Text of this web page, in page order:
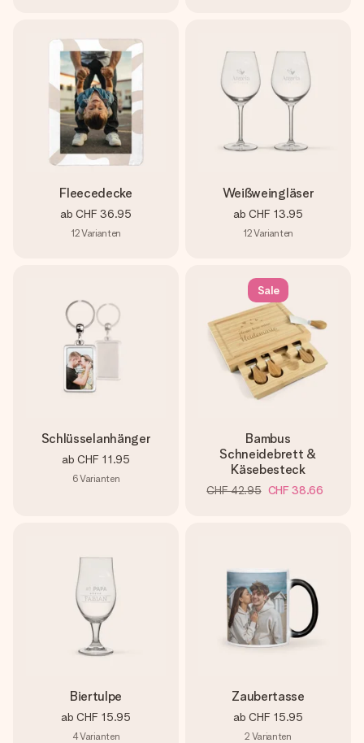
Fleecedecke
ab CHF 36.95
12Varianten
Weißweingläser
ab CHF 13.95
12Varianten
Schlüsselanhänger
ab CHF 11.95
6Varianten
Sale
Bambus
Schneidebrett &
Käsebesteck
CHF 42.95 CHF 38.66
Biertulpe
ab CHF 15.95
4Varianten
Zaubertasse
ab CHF 15.95
2 Varianten